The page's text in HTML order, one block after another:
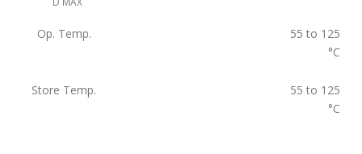
Op. Temp.
55 to 125
°C
Store Temp.
55 to 125
°C